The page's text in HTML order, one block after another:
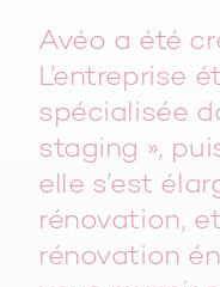
Avéo a été
L’entreprise
spécialisée
staging »,
elle s’est
rénovation,
rénovation